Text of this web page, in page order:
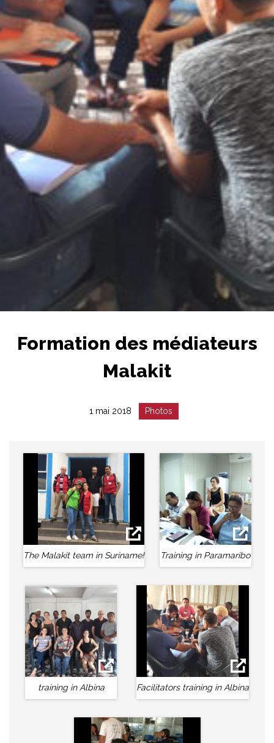
Formation des médiateurs
Malakit
Date
1 mai 2018
Catégorie
Photos
The Malakit team in Suriname! Training in Paramaribo
training in Albina Facilitators training in Albina